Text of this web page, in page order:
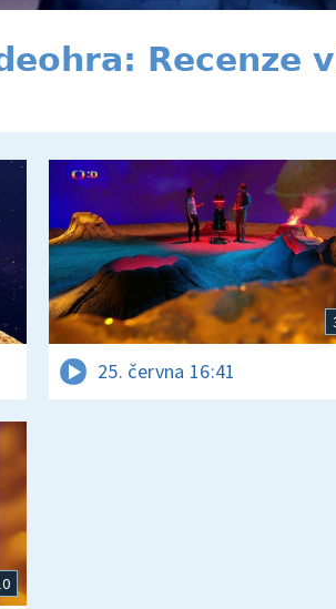
Recenze
25. června 16:41